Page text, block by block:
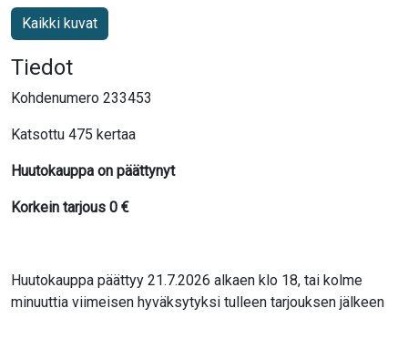
Kaikki kuvat
Tiedot
Kohdenumero 233453
Katsottu 475 kertaa
Huutokauppa on päättynyt
Korkein tarjous 0 €
Huutokauppa päättyy 21.7.2026 alkaen klo 18, tai kolme
minuuttia viimeisen hyväksytyksi tulleen tarjouksen jälkeen